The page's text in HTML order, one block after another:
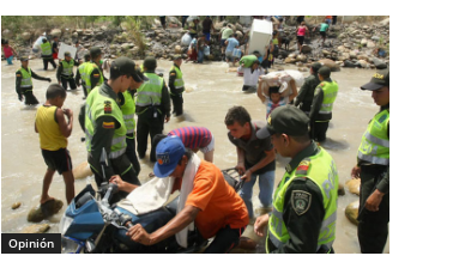
Opinión